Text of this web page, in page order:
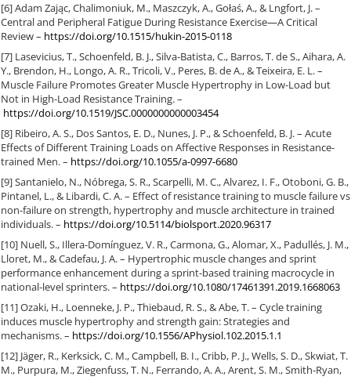
[6] Adam Zając, Chalimoniuk, M., Maszczyk, A., Gołaś, A., & Lngfort, J. –
Central and Peripheral Fatigue During Resistance Exercise—A Critical
Review – https://doi.org/10.1515/hukin-2015-0118
[7] Lasevicius, T., Schoenfeld, B. J., Silva-Batista, C., Barros, T. de S., Aihara, A.
Y., Brendon, H., Longo, A. R., Tricoli, V., Peres, B. de A., & Teixeira, E. L. –
Muscle Failure Promotes Greater Muscle Hypertrophy in Low-Load but
Not in High-Load Resistance Training. –
https://doi.org/10.1519/JSC.0000000000003454
[8] Ribeiro, A. S., Dos Santos, E. D., Nunes, J. P., & Schoenfeld, B. J. – Acute
Effects of Different Training Loads on Affective Responses in Resistance-
trained Men. – https://doi.org/10.1055/a-0997-6680
[9] Santanielo, N., Nóbrega, S. R., Scarpelli, M. C., Alvarez, I. F., Otoboni, G. B.,
Pintanel, L., & Libardi, C. A. – Effect of resistance training to muscle failure vs
non-failure on strength, hypertrophy and muscle architecture in trained
individuals. – https://doi.org/10.5114/biolsport.2020.96317
[10] Nuell, S., Illera-Domínguez, V. R., Carmona, G., Alomar, X., Padullés, J. M.,
Lloret, M., & Cadefau, J. A. – Hypertrophic muscle changes and sprint
performance enhancement during a sprint-based training macrocycle in
national-level sprinters. – https://doi.org/10.1080/17461391.2019.1668063
[11] Ozaki, H., Loenneke, J. P., Thiebaud, R. S., & Abe, T. – Cycle training
induces muscle hypertrophy and strength gain: Strategies and
mechanisms. – https://doi.org/10.1556/APhysiol.102.2015.1.1
[12] Jäger, R., Kerksick, C. M., Campbell, B. I., Cribb, P. J., Wells, S. D., Skwiat, T.
M., Purpura, M., Ziegenfuss, T. N., Ferrando, A. A., Arent, S. M., Smith-Ryan,